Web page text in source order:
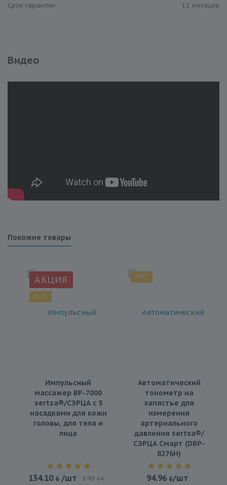
Срок гарантии
12 месяцев
Видео
Похожие товары
АКЦИЯ
ХИТ
Импульсный
массажер BP-7000
sertsa®/СЭРЦА с 5
насадками для кожи
головы, для тела и
лица
134.10 /шт 149 BYN
ХИТ
Автоматический
тонометр на
запястье для
измерения
артериального
давления sertsa®/
СЭРЦА Смарт (DBP-
8276H)
94.96 /шт